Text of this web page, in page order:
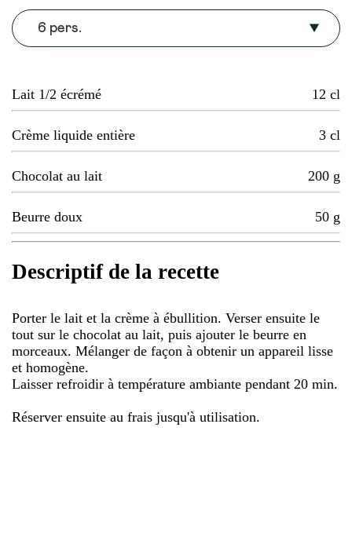
6 pers.
Lait 1/2 écrémé 12 cl
Crème liquide entière 3 cl
Chocolat au lait 200 g
Beurre doux 50 g
Descriptif de la recette
Porter le lait et la crème à ébullition. Verser ensuite le
tout sur le chocolat au lait, puis ajouter le beurre en
morceaux. Mélanger de façon à obtenir un appareil lisse
et homogène.
Laisser refroidir à température ambiante pendant 20 min.
Réserver ensuite au frais jusqu'à utilisation.